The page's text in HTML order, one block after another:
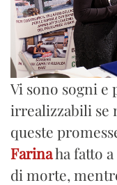
Vi sono sogni e
irrealizzabili se
queste
Farinaha fatto
di morte,